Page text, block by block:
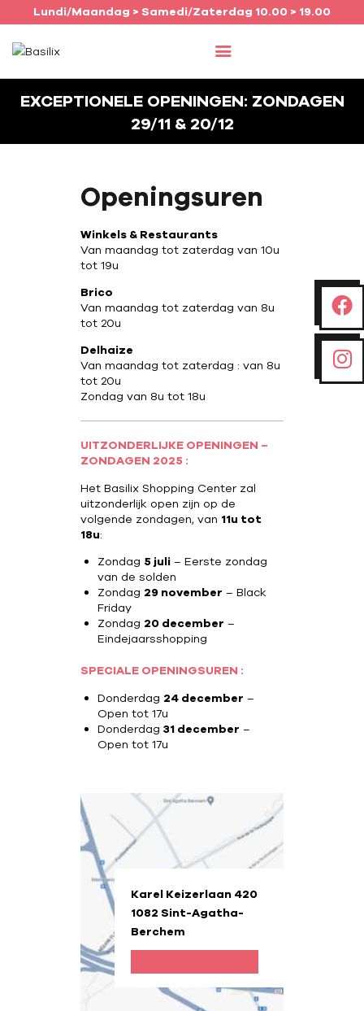
Lundi/Maandag > Samedi/Zaterdag 10.00 > 19.00
EXCEPTIONELE OPENINGEN: ZONDAGEN
29/11 & 20/12
HOME
ONZE WINKELS
INFO
NEDERLANDS
Openingsuren
Winkels & Restaurants
Van maandag tot zaterdag van 10u
tot 19u
Brico
Van maandag tot zaterdag van 8u
tot 20u
Delhaize
Van maandag tot zaterdag : van 8u
tot 20u
Zondag van 8u tot 18u
UITZONDERLIJKE OPENINGEN –
ZONDAGEN 2025 :
Het Basilix Shopping Center zal
uitzonderlijk open zijn op de
volgende zondagen, van 11u tot
18u:
Zondag 5 juli – Eerste zondag
van de solden
Zondag 29 november – Black
Friday
Zondag 20 december –
Eindejaarsshopping
SPECIALE OPENINGSUREN :
Donderdag 24 december –
Open tot 17u
Donderdag 31 december –
Open tot 17u
Karel Keizerlaan 420
1082 Sint-Agatha-
Berchem